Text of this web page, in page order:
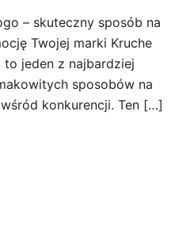
– skuteczny sposób na
Twojej marki Kruche
jeden z najbardziej
sposobów na
konkurencji. Ten […]